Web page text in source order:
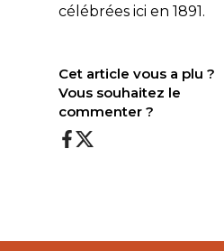
célébrées ici en 1891.
Cet article vous a plu ?
Vous souhaitez le
commenter ?